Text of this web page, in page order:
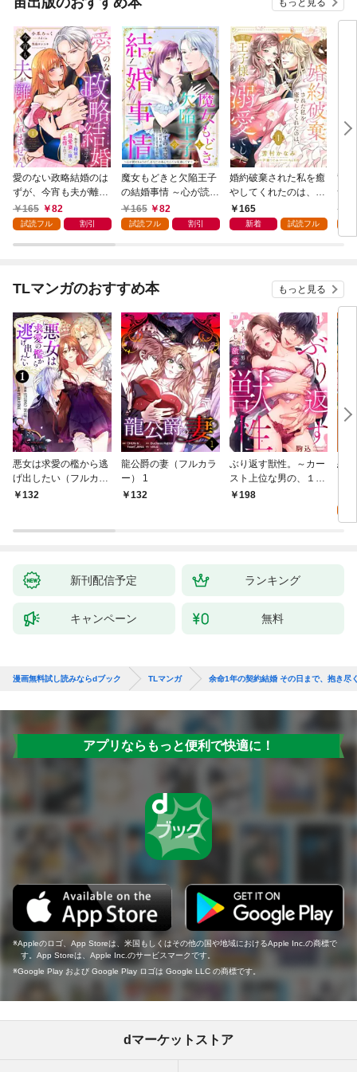
もっと見る
愛のない政略結婚のは
ずが、今宵も夫が離し
てくれません～無骨な
将軍は最愛妻に滾る恋
1話
165 82
試読フル 割引
魔女もどきと欠陥王子
の結婚事情 ～心が読め
ちゃうので、あなたの
本心なんてお見通しで
165 82
試読フル 割引
婚約破棄された私を癒
やしてくれたのは、不
器用王子様の溺愛でし
た【単話売】 1話
165
新着 試読フル
竜
つ
た
な
TLマンガのおすすめ本 もっと見る
悪女は求愛の檻から逃
げ出したい（フルカラ
ー） 1
132
龍公爵の妻（フルカラ
ー） 1
132
ぶり返す獣性。～カー
スト上位な男の、１０
年越しの激愛１
198
恋
新刊配信予定 ランキング
キャンペーン 無料
漫画無料試し読みならdブック TLマンガ 余命1年の契約結婚 その日まで、抱き尽
アプリならもっと便利で快適に！
Appleのロゴ、App Storeは、米国もしくはその他の国や地域におけるApple Inc.の商標で
す。App Storeは、Apple Inc.のサービスマークです。
Google Play および Google Play ロゴは Google LLC の商標です。
dマーケットストア